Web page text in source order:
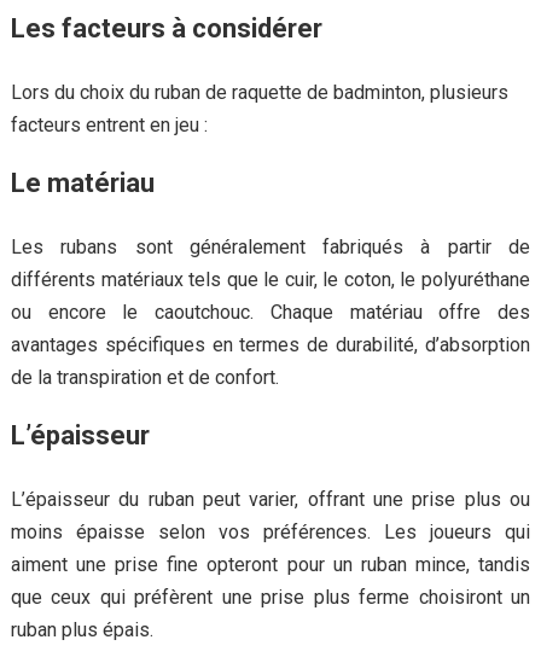
Les facteurs à considérer
Lors du choix du ruban de raquette de badminton, plusieurs
facteurs entrent en jeu :
Le matériau
Les rubans sont généralement fabriqués à partir de
différents matériaux tels que le cuir, le coton, le polyuréthane
ou encore le caoutchouc. Chaque matériau offre des
avantages spécifiques en termes de durabilité, d’absorption
de la transpiration et de confort.
L’épaisseur
L’épaisseur du ruban peut varier, offrant une prise plus ou
moins épaisse selon vos préférences. Les joueurs qui
aiment une prise fine opteront pour un ruban mince, tandis
que ceux qui préfèrent une prise plus ferme choisiront un
ruban plus épais.